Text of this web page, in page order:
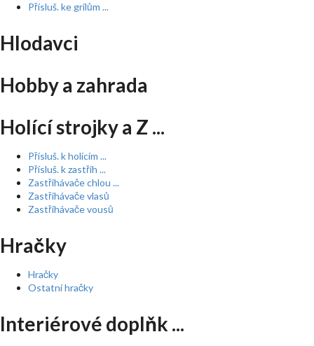
Přísluš. ke grilům ...
Hlodavci
Hobby a zahrada
Holící strojky a Z ...
Přísluš. k holícím ...
Přísluš. k zastřih ...
Zastřihávače chlou ...
Zastřihávače vlasů
Zastřihávače vousů
Hračky
Hračky
Ostatní hračky
Interiérové doplňk ...